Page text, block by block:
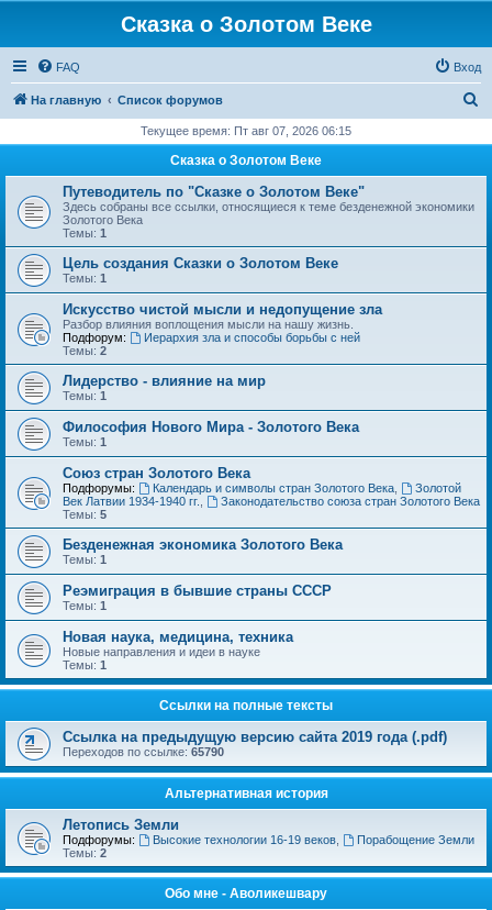
Сказка о Золотом Веке
FAQ Вход
На главную Список форумов
с
Текущее время: Пт авг 07, 2026 06:15
Сказка о Золотом Веке
Путеводитель по "Сказке о Золотом Веке"
Здесь собраны все ссылки, относящиеся к теме безденежной экономики
Золотого Века
Темы: 1
Цель создания Сказки о Золотом Веке
Темы: 1
Искусство чистой мысли и недопущение зла
Разбор влияния воплощения мысли на нашу жизнь.
Подфорум:
Иерархия зла и способы борьбы с ней
Темы: 2
Лидерство - влияние на мир
Темы: 1
Философия Нового Мира - Золотого Века
Темы: 1
Cоюз стран Золотого Века
Подфорумы: Календарь и символы стран Золотого Века,
Золотой
Век Латвии 1934-1940 гг.
Законодательство союза стран Золотого Века
Темы: 5
Безденежная экономика Золотого Века
Темы: 1
Реэмиграция в бывшие страны СССР
Темы: 1
Новая наука, медицина, техника
Новые направления и идеи в науке
Темы: 1
Ссылки на полные тексты
Ссылка на предыдущую версию сайта 2019 года (.pdf)
Переходов по ссылке: 65790
Альтернативная история
Летопись Земли
Подфорумы: Высокие технологии 16-19 веков,
Порабощение Земли
Темы: 2
Обо мне - Аволикешвару